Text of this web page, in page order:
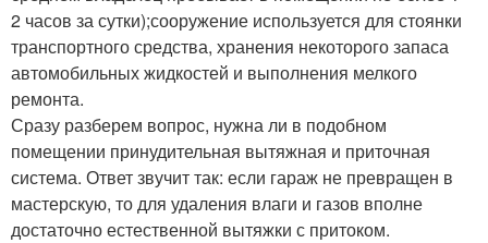
2 часов за сутки);сооружение используется для стоянки
транспортного средства, хранения некоторого запаса
автомобильных жидкостей и выполнения мелкого
ремонта.
Сразу разберем вопрос, нужна ли в подобном
помещении принудительная вытяжная и приточная
система. Ответ звучит так: если гараж не превращен в
мастерскую, то для удаления влаги и газов вполне
достаточно естественной вытяжки с притоком.